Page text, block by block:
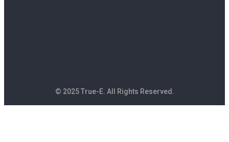
© 2025 True-E. All Rights Reserved.